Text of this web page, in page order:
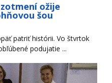
ožije
šou
patriť histórii. Vo štvrtok
podujatie ...